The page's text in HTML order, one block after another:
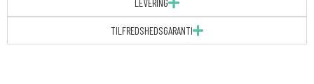
LEVERING
TILFREDSHEDSGARANTI